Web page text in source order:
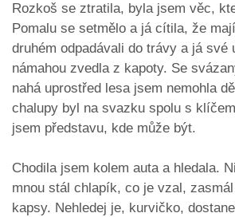
Rozkoš se ztratila, byla jsem věc,
Pomalu se setmělo a já cítila, že
druhém odpadávali do trávy a já své
námahou zvedla z kapoty. Se
nahá uprostřed lesa jsem nemohla
chalupy byl na svazku spolu s
jsem představu, kde může být.
Chodila jsem kolem auta a hledala.
mnou stál chlapík, co je vzal,
kapsy. Nehledej je, kurvičko,